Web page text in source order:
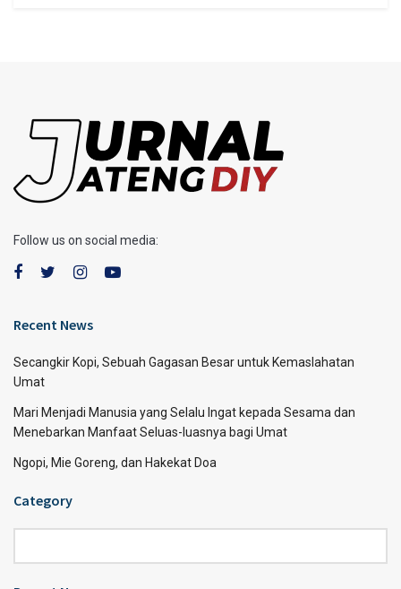
Follow us on social media:
Recent News
Secangkir Kopi, Sebuah Gagasan Besar untuk Kemaslahatan
Umat
Mari Menjadi Manusia yang Selalu Ingat kepada Sesama dan
Menebarkan Manfaat Seluas-luasnya bagi Umat
Ngopi, Mie Goreng, dan Hakekat Doa
Category